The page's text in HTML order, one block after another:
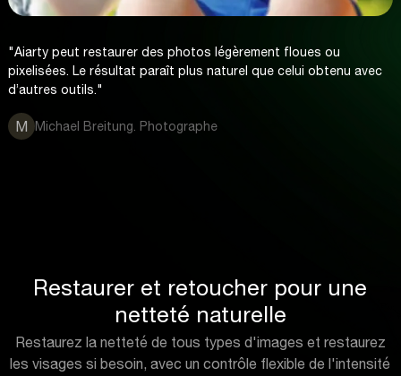
"Aiarty peut restaurer des photos légèrement floues ou
pixelisées. Le résultat paraît plus naturel que celui obtenu avec
d’autres outils."
M Michael Breitung. Photographe
Restaurer et retoucher pour une
netteté naturelle
Restaurez la netteté de tous types d'images et restaurez
les visages si besoin, avec un contrôle flexible de l'intensité